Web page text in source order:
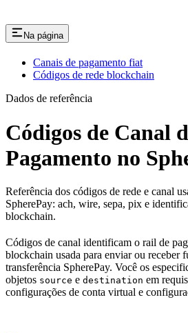
Na página
Canais de pagamento fiat
Códigos de rede blockchain
Dados de referência
Códigos de Canal
Pagamento no
Referência dos códigos de rede e canal
SpherePay: ach, wire, sepa, pix e
blockchain.
Códigos de canal identificam o rail de
blockchain usada para enviar ou receber
transferência SpherePay. Você os
objetos source e destination em
configurações de conta virtual e